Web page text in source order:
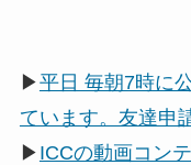
▶平日 毎朝7時に
ています。友達申
▶ ICCの動画コン